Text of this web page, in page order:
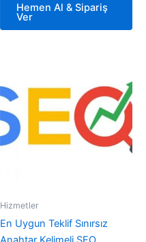
Hemen Al & Sipariş
Ver
Hizmetler
En Uygun Teklif Sınırsız